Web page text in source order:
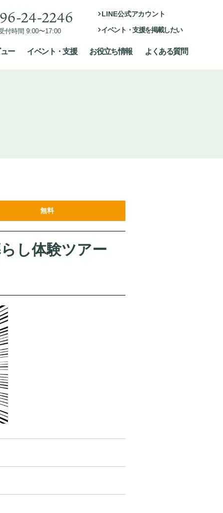
LINE公式アカウント
イベント・支援を掲載したい
24-2246
付時間 9:00〜17:00
ー イベント・支援 お役立ち情報 よくある質問
無料
し体験ツアー